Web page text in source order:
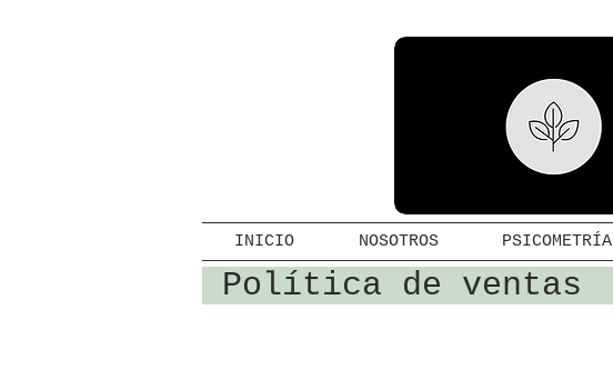
INICIO NOSOTROS PSICOMETRÍA
Política de ventas